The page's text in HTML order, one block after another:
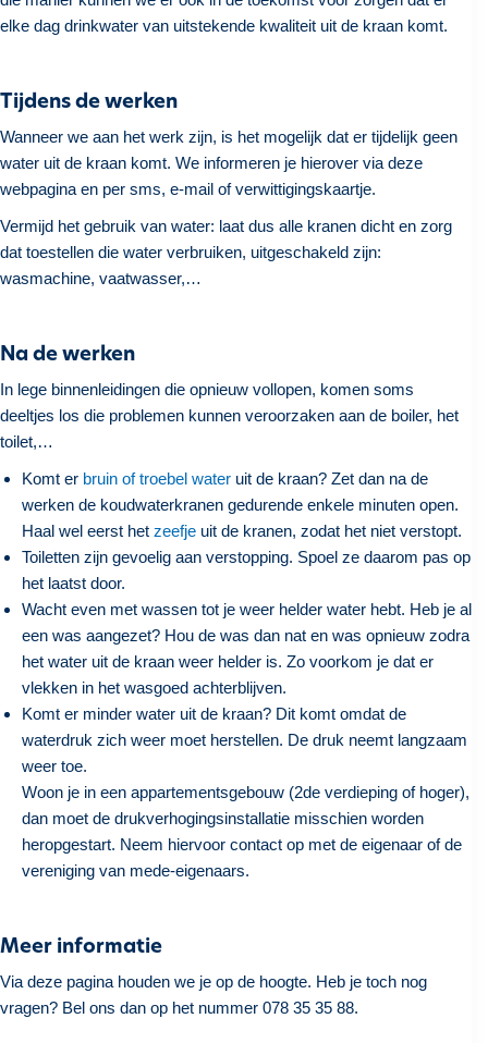
elke dag drinkwater van uitstekende kwaliteit uit de kraan komt.
Tijdens de werken
Wanneer we aan het werk zijn, is het mogelijk dat er tijdelijk geen
water uit de kraan komt. We informeren je hierover via deze
webpagina en per sms, e-mail of verwittigingskaartje.
Vermijd het gebruik van water: laat dus alle kranen dicht en zorg
dat toestellen die water verbruiken, uitgeschakeld zijn:
wasmachine, vaatwasser,…
Na de werken
In lege binnenleidingen die opnieuw vollopen, komen soms
deeltjes los die problemen kunnen veroorzaken aan de boiler, het
toilet,…
Komt er bruin of troebel water uit de kraan? Zet dan na de
werken de koudwaterkranen gedurende enkele minuten open.
Haal wel eerst het zeefje uit de kranen, zodat het niet verstopt.
Toiletten zijn gevoelig aan verstopping. Spoel ze daarom pas op
het laatst door.
Wacht even met wassen tot je weer helder water hebt. Heb je al
een was aangezet? Hou de was dan nat en was opnieuw zodra
het water uit de kraan weer helder is. Zo voorkom je dat er
vlekken in het wasgoed achterblijven.
Komt er minder water uit de kraan? Dit komt omdat de
waterdruk zich weer moet herstellen. De druk neemt langzaam
weer toe.
Woon je in een appartementsgebouw (2de verdieping of hoger),
dan moet de drukverhogingsinstallatie misschien worden
heropgestart. Neem hiervoor contact op met de eigenaar of de
vereniging van mede-eigenaars.
Meer informatie
Via deze pagina houden we je op de hoogte. Heb je toch nog
vragen? Bel ons dan op het nummer 078 35 35 88.